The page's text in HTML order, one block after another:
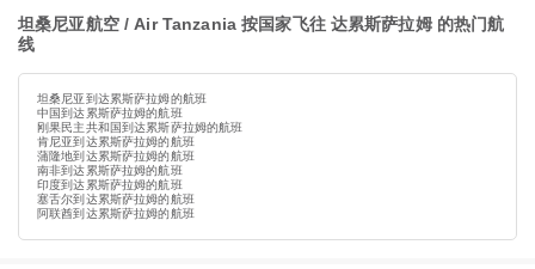
坦桑尼亚航空 / Air Tanzania 按国家飞往 达累斯萨拉姆 的热门航
线
坦桑尼亚到达累斯萨拉姆的航班
中国到达累斯萨拉姆的航班
刚果民主共和国到达累斯萨拉姆的航班
肯尼亚到达累斯萨拉姆的航班
蒲隆地到达累斯萨拉姆的航班
南非到达累斯萨拉姆的航班
印度到达累斯萨拉姆的航班
塞舌尔到达累斯萨拉姆的航班
阿联酋到达累斯萨拉姆的航班